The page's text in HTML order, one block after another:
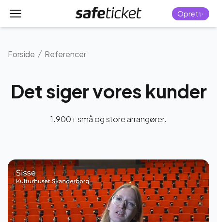
Menu Forside Opret✨
Forside Referencer
Det siger vores kunder
1.900+ små og store arrangører.